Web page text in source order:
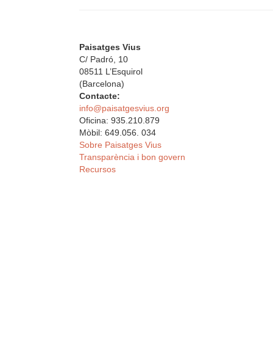
Paisatges Vius
C/ Padró, 10
08511 L’Esquirol
(Barcelona)
Contacte:
info@paisatgesvius.org
Oficina: 935.210.879
Mòbil: 649.056. 034
Sobre Paisatges Vius
Transparència i bon govern
Recursos